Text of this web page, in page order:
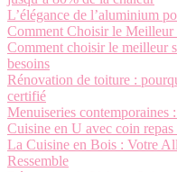
L’élégance de l’aluminium
Comment Choisir le Meilleur
Comment choisir le meilleur
besoins
Rénovation de toiture :
certifié
Menuiseries contemporaines
Cuisine en U avec coin
La Cuisine en Bois : Votre
Ressemble